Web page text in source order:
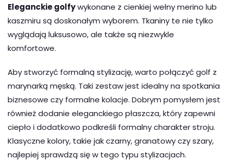
Eleganckie golfywykonane z cienkiej wełny merino lub
kaszmiru są doskonałym wyborem. Tkaniny te nie tylko
wyglądają luksusowo, ale także są niezwykle
komfortowe.
Aby stworzyć formalną stylizację, warto połączyć golf z
marynarką męską. Taki zestaw jest idealny na spotkania
biznesowe czy formalne kolacje. Dobrym pomysłem jest
również dodanie eleganckiego płaszcza, który zapewni
ciepło i dodatkowo podkreśli formalny charakter stroju.
Klasyczne kolory, takie jak czarny, granatowy czy szary,
najlepiej sprawdzą się w tego typu stylizacjach.